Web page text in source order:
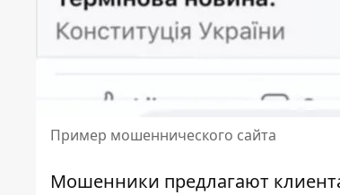
Пример мошеннического сайта
Мошенники предлагают